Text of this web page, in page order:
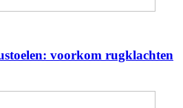
voorkom rugklachten